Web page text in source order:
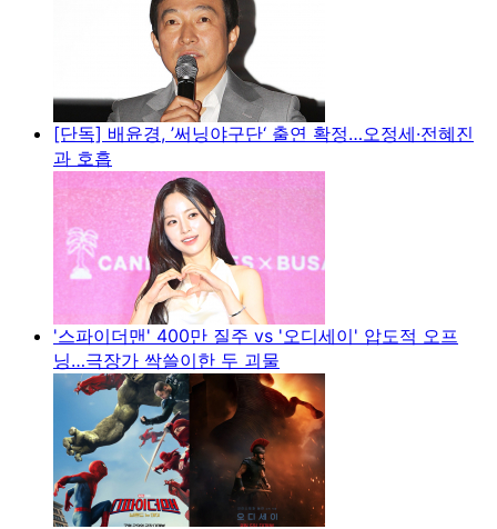
[단독] 배윤경, ’써닝야구단‘ 출연 확정…오정세·전혜진
과 호흡
'스파이더맨' 400만 질주 vs '오디세이' 압도적 오프
닝…극장가 싹쓸이한 두 괴물